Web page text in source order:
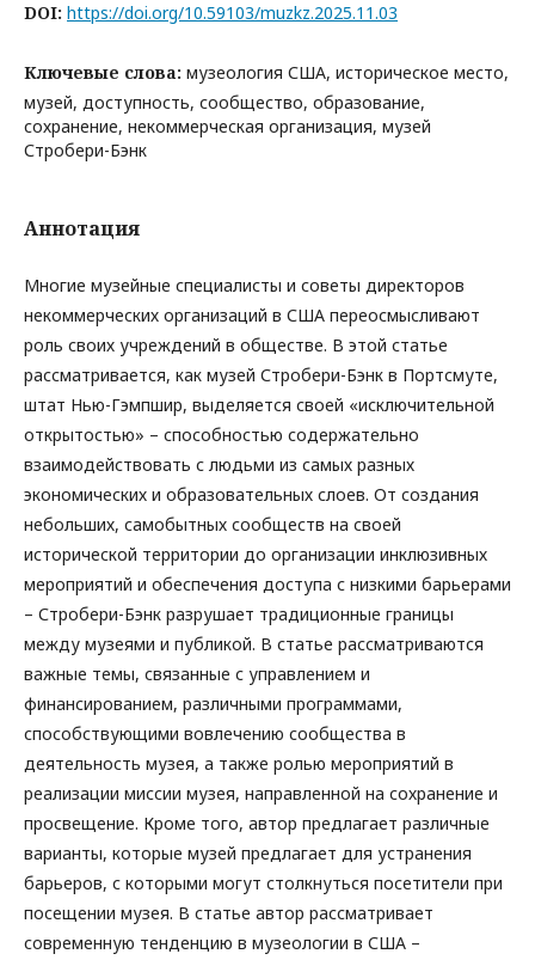
DOI: https://doi.org/10.59103/muzkz.2025.11.03
Ключевые слова: музеология США, историческое место,
музей, доступность, сообщество, образование,
сохранение, некоммерческая организация, музей
Стробери-Бэнк
Аннотация
Многие музейные специалисты и советы директоров
некоммерческих организаций в США переосмысливают
роль своих учреждений в обществе. В этой статье
рассматривается, как музей Стробери-Бэнк в Портсмуте,
штат Нью-Гэмпшир, выделяется своей «исключительной
открытостью» – способностью содержательно
взаимодействовать с людьми из самых разных
экономических и образовательных слоев. От создания
небольших, самобытных сообществ на своей
исторической территории до организации инклюзивных
мероприятий и обеспечения доступа с низкими барьерами
– Стробери-Бэнк разрушает традиционные границы
между музеями и публикой. В статье рассматриваются
важные темы, связанные с управлением и
финансированием, различными программами,
способствующими вовлечению сообщества в
деятельность музея, а также ролью мероприятий в
реализации миссии музея, направленной на сохранение и
просвещение. Кроме того, автор предлагает различные
варианты, которые музей предлагает для устранения
барьеров, с которыми могут столкнуться посетители при
посещении музея. В статье автор рассматривает
современную тенденцию в музеологии в США –